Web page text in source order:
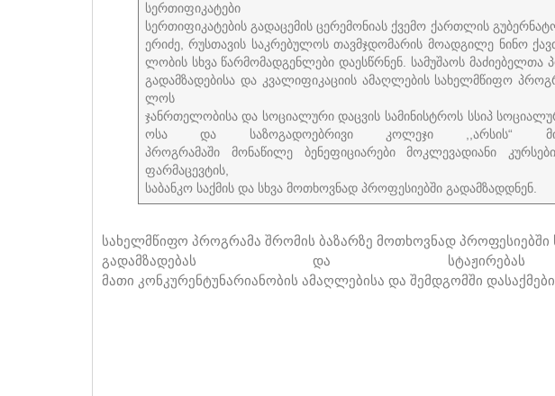
სერთიფიკატები
სერთიფიკატების გადაცემის ცერემონიას ქვემო ქართლის
ერიძე, რუსთავის საკრებულოს თავმჯდომარის მოადგილე ნინო
ლობის სხვა წარმომადგენლები დაესწრნენ. სამუშაოს მაძიებელთა
გადამზადებისა და კვალიფიკაციის ამაღლების სახელმწიფო
ლოს
ჯანრთელობისა და სოციალური დაცვის სამინისტროს სსიპ
ოსა და საზოგადოებრივი კოლეჯი ,,არსის“
პროგრამაში მონაწილე ბენეფიციარები მოკლევადიანი
ფარმაცევტის,
საბანკო საქმის და სხვა მოთხოვნად პროფესიებში გადამზადდნენ.
სახელმწიფო პროგრამა შრომის ბაზარზე მოთხოვნად
გადამზადებას და სტაჟირებას
მათი კონკურენტუნარიანობის ამაღლებისა და შემდგომში